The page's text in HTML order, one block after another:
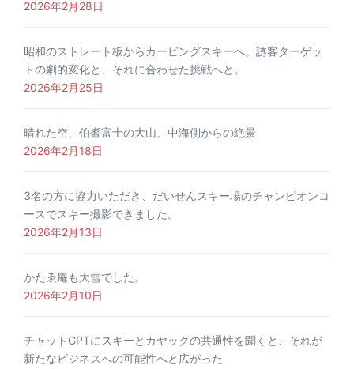
2026年2月28日
昭和のストレート板からカービングスキーへ。誘客ターゲッ
トの劇的変化と、それに合わせた挑戦へと。
2026年2月25日
晴れた空、伯耆富士の大山、中海側からの絶景
2026年2月18日
3名の方に協力いただき、だいせんスキー場のチャンピオンコ
ースでスキー撮影できました。
2026年2月13日
かたゑ庵も大雪でした。
2026年2月10日
チャットGPTにスキーとカヤックの共通性を聞くと、それが
新たなビジネスへの可能性へと広がった